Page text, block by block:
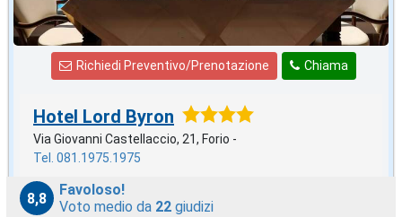
Chiama
Richiedi Preventivo/Prenotazione
Hotel Lord Byron
Via Giovanni Castellaccio, 21, Forio -
Tel. 081.1975.1975
8,8
Favoloso!
Voto medio da 22 giudizi